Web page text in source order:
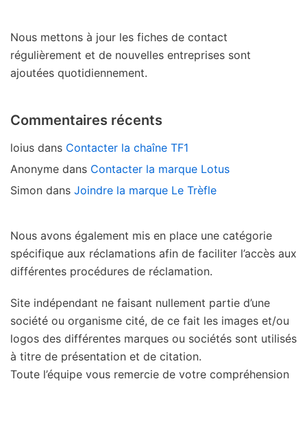
Nous mettons à jour les fiches de contact
régulièrement et de nouvelles entreprises sont
ajoutées quotidiennement.
Commentaires récents
loius dans Contacter la chaîne TF1
Anonyme dans Contacter la marque Lotus
Simon dans Joindre la marque Le Trèfle
Nous avons également mis en place une catégorie
spécifique aux réclamations afin de faciliter l’accès aux
différentes procédures de réclamation.
Site indépendant ne faisant nullement partie d’une
société ou organisme cité, de ce fait les images et/ou
logos des différentes marques ou sociétés sont utilisés
à titre de présentation et de citation.
Toute l’équipe vous remercie de votre compréhension